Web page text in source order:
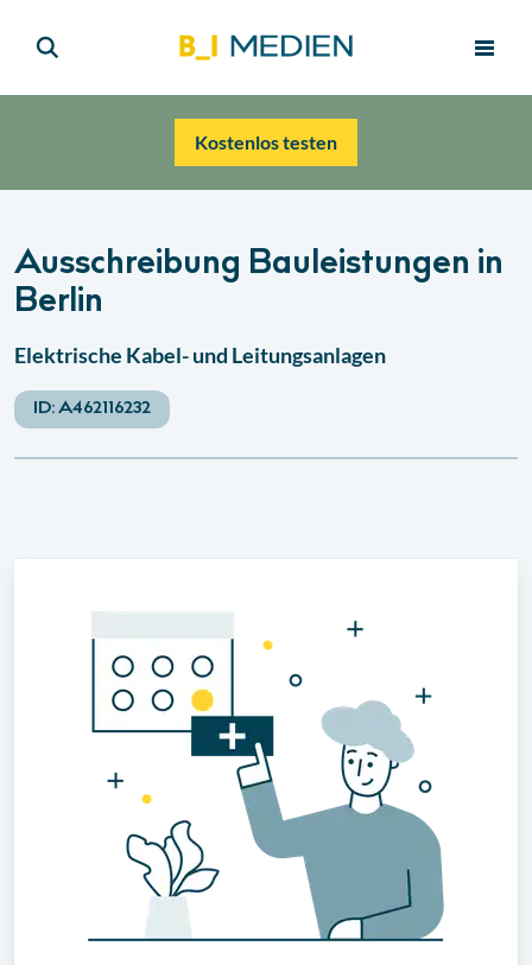
Kostenlos testen
Ausschreibung Bauleistungen in
Berlin
Elektrische Kabel- und Leitungsanlagen
ID:A462116232